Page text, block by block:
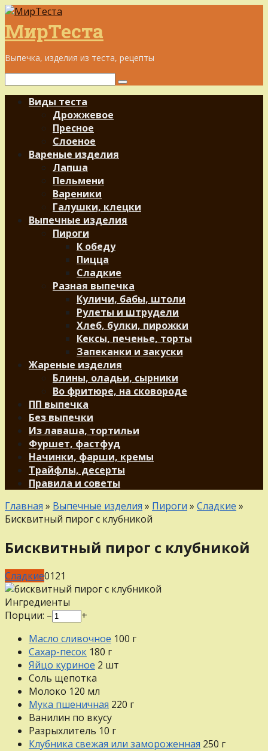
Перейти
к
контенту
МирТеста
Выпечка, изделия из теста, рецепты
Поиск:
Виды теста
Дрожжевое
Пресное
Слоеное
Вареные изделия
Лапша
Пельмени
Вареники
Галушки, клецки
Выпечные изделия
Пироги
К обеду
Пицца
Сладкие
Разная выпечка
Куличи, бабы, штоли
Рулеты и штрудели
Хлеб, булки, пирожки
Кексы, печенье, торты
Запеканки и закуски
Жареные изделия
Блины, оладьи, сырники
Во фритюре, на сковороде
ПП выпечка
Без выпечки
Из лаваша, тортильи
Фуршет, фастфуд
Начинки, фарши, кремы
Трайфлы, десерты
Правила и советы
Главная » Выпечные изделия » Пироги » Сладкие »
Бисквитный пирог с клубникой
Бисквитный пирог с клубникой
Сладкие0121
Ингредиенты
Порции: –
+
Масло сливочное 100 г
Сахар-песок 180 г
Яйцо куриное 2 шт
Соль щепотка
Молоко 120 мл
Мука пшеничная 220 г
Ванилин по вкусу
Разрыхлитель 10 г
Клубника свежая или замороженная 250 г